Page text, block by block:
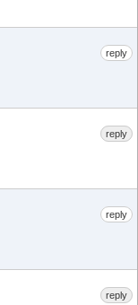
reply
reply
reply
reply